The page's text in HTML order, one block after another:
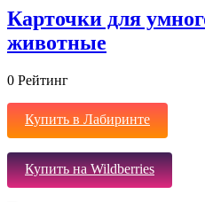
Карточки для
животные
0 Рейтинг
Купить в Лабиринте
Купить на Wildberries